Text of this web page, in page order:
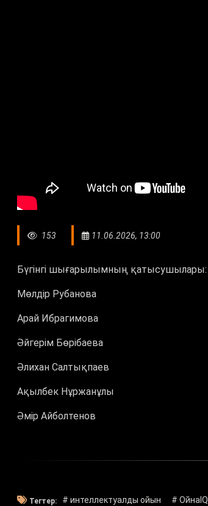
153 11.06.2026, 13:00
Бүгінгі шығарылымның қатысушылары:
Мөлдір Рубанова
Арай Ибрагимова
Әйгерім Бөрібаева
Әлихан Салтықпаев
Ақылбек Нұржанұлы
Әмір Айболтенов
Тегтер: # интеллектуалды ойын # ОйнаIQ